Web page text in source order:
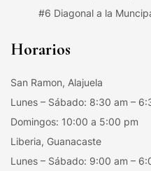
#6 Diagonal a la
Horarios
San Ramon, Alajuela
Lunes – Sábado: 8:30 am –
Domingos: 10:00 a 5:00 pm
Liberia, Guanacaste
Lunes – Sábado: 9:00 am –